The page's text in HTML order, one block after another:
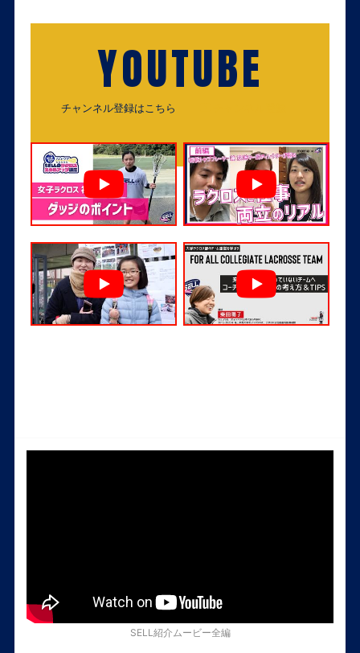
YOUTUBE
チャンネル登録はこちら
SELL紹介ムービー全編